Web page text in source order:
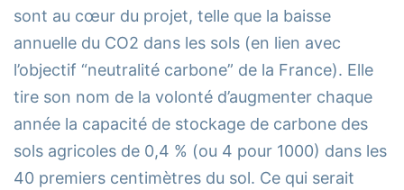
sont au cœur du projet, telle que la baisse
annuelle du CO2 dans les sols (en lien avec
l’objectif “neutralité carbone” de la France). Elle
tire son nom de la volonté d’augmenter chaque
année la capacité de stockage de carbone des
sols agricoles de 0,4 % (ou 4 pour 1000) dans les
40 premiers centimètres du sol. Ce qui serait